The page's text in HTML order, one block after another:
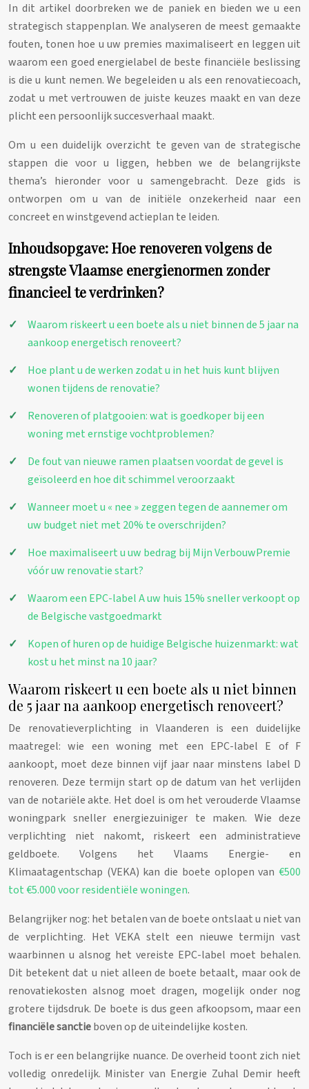
In dit artikel doorbreken we de paniek en bieden we u een
strategisch stappenplan. We analyseren de meest gemaakte
fouten, tonen hoe u uw premies maximaliseert en leggen uit
waarom een goed energielabel de beste financiële beslissing
is die u kunt nemen. We begeleiden u als een renovatiecoach,
zodat u met vertrouwen de juiste keuzes maakt en van deze
plicht een persoonlijk succesverhaal maakt.
Om u een duidelijk overzicht te geven van de strategische
stappen die voor u liggen, hebben we de belangrijkste
thema’s hieronder voor u samengebracht. Deze gids is
ontworpen om u van de initiële onzekerheid naar een
concreet en winstgevend actieplan te leiden.
Inhoudsopgave: Hoe renoveren volgens de
strengste Vlaamse energienormen zonder
financieel te verdrinken?
Waarom riskeert u een boete als u niet binnen de 5 jaar na
aankoop energetisch renoveert?
Hoe plant u de werken zodat u in het huis kunt blijven
wonen tijdens de renovatie?
Renoveren of platgooien: wat is goedkoper bij een
woning met ernstige vochtproblemen?
De fout van nieuwe ramen plaatsen voordat de gevel is
geïsoleerd en hoe dit schimmel veroorzaakt
Wanneer moet u « nee » zeggen tegen de aannemer om
uw budget niet met 20% te overschrijden?
Hoe maximaliseert u uw bedrag bij Mijn VerbouwPremie
vóór uw renovatie start?
Waarom een EPC-label A uw huis 15% sneller verkoopt op
de Belgische vastgoedmarkt
Kopen of huren op de huidige Belgische huizenmarkt: wat
kost u het minst na 10 jaar?
Waarom riskeert u een boete als u niet binnen
de 5 jaar na aankoop energetisch renoveert?
De renovatieverplichting in Vlaanderen is een duidelijke
maatregel: wie een woning met een EPC-label E of F
aankoopt, moet deze binnen vijf jaar naar minstens label D
renoveren. Deze termijn start op de datum van het verlijden
van de notariële akte. Het doel is om het verouderde Vlaamse
woningpark sneller energiezuiniger te maken. Wie deze
verplichting niet nakomt, riskeert een administratieve
geldboete. Volgens het Vlaams Energie- en
Klimaatagentschap (VEKA) kan die boete oplopen van €500
tot €5.000 voor residentiële woningen.
Belangrijker nog: het betalen van de boete ontslaat u niet van
de verplichting. Het VEKA stelt een nieuwe termijn vast
waarbinnen u alsnog het vereiste EPC-label moet behalen.
Dit betekent dat u niet alleen de boete betaalt, maar ook de
renovatiekosten alsnog moet dragen, mogelijk onder nog
grotere tijdsdruk. De boete is dus geen afkoopsom, maar een
financiële sanctieboven op de uiteindelijke kosten.
Toch is er een belangrijke nuance. De overheid toont zich niet
volledig onredelijk. Minister van Energie Zuhal Demir heeft